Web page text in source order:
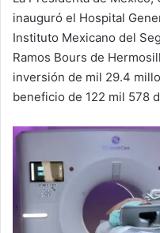
inauguró el Hospital
Instituto Mexicano del
Ramos Bours de
inversión de mil 29.4
beneficio de 122 mil 578